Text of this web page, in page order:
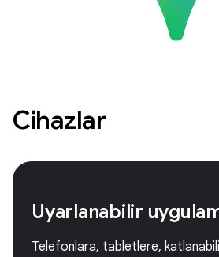
Cihazlar
Uyarlanabilir
Telefonlara, tabletlere,